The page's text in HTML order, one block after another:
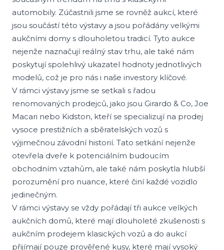
automobily. Zúčastnili jsme se rovněž aukcí, které
jsou součástí této výstavy a jsou pořádány velkými
aukčními domy s dlouholetou tradicí. Tyto aukce
nejenže naznačují reálný stav trhu, ale také nám
poskytují spolehlivý ukazatel hodnoty jednotlivých
modelů, což je pro nás i naše investory klíčové.
V rámci výstavy jsme se setkali s řadou
renomovaných prodejců, jako jsou Girardo & Co, Joe
Macari nebo Kidston, kteří se specializují na prodej
vysoce prestižních a sběratelských vozů s
výjimečnou závodní historií. Tato setkání nejenže
otevřela dveře k potenciálním budoucím
obchodním vztahům, ale také nám poskytla hlubší
porozumění pro nuance, které činí každé vozidlo
jedinečným.
V rámci výstavy se vždy pořádají tři aukce velkých
aukčních domů, které mají dlouholeté zkušenosti s
aukčním prodejem klasických vozů a do aukcí
přijímají pouze prověřené kusy, které mají vysoký